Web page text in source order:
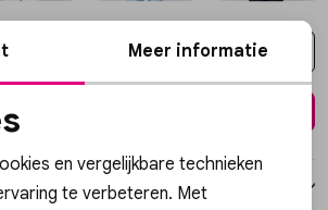
Kies een maat
cookies
cookies
Meer informatie
en vergelijkbare technieken
te verbeteren. Met